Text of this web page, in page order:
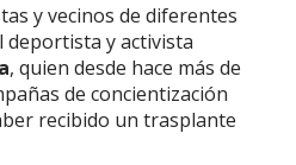
y vecinos de diferentes
deportista y activista
, quien desde hace más de
de concientización
recibido un trasplante